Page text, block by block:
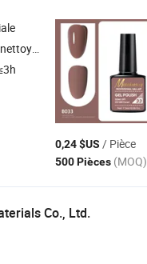
, bouteille tumbler mug
0,24 $US / Pièce
500 Pièces (MOQ)
Co., Ltd.